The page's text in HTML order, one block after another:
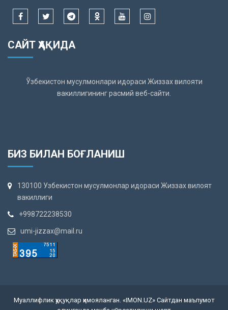
САЙТ ҲАҚИДА
Ўзбекистон мусулмонлари идораси Жиззах вилояти
вакиллигининг расмий веб-сайти.
БИЗ БИЛАН БОҒЛАНИШ
130100 Узбекистон мусулмонлар идораси Жиззах вилоят
вакиллиги
+998722238530
umi-jizzax@mail.ru
Муаллифлик ҳуқуқлар ҳимояланган. «IMON.UZ» Сайтдан маълумот